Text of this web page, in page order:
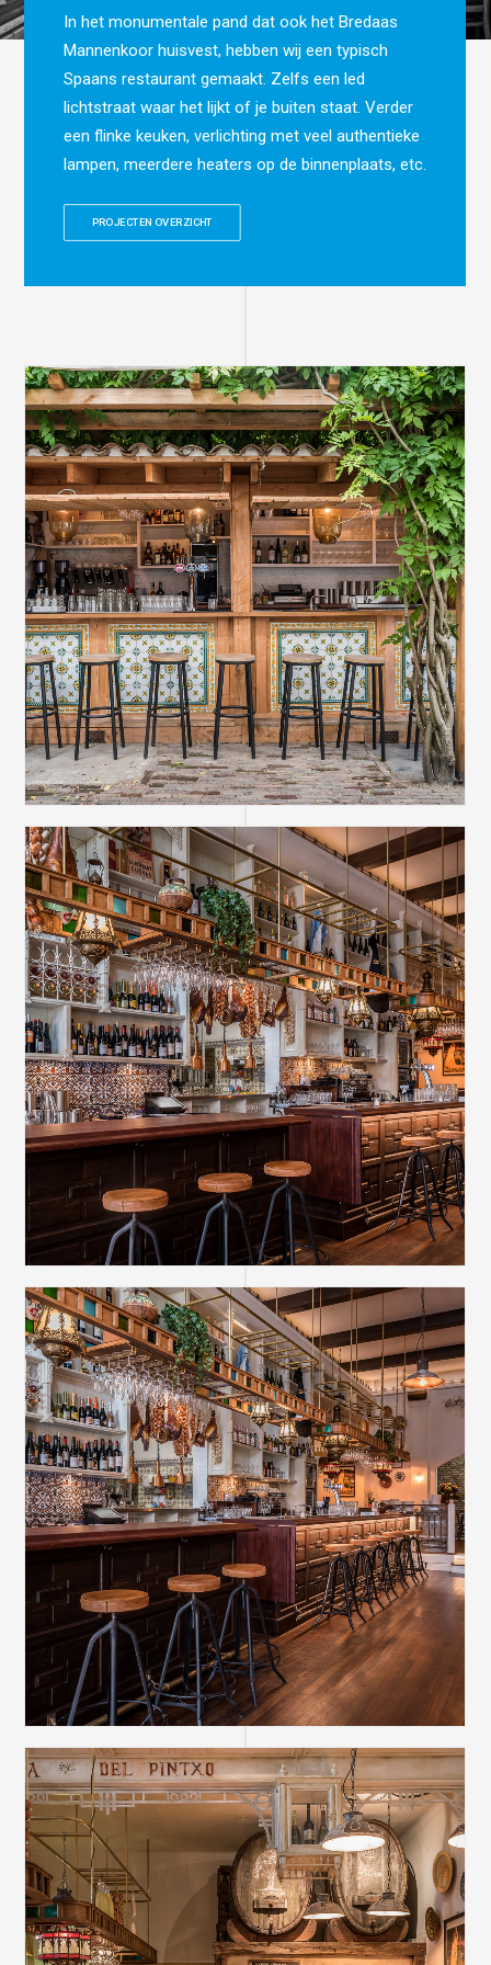
In het monumentale pand dat ook het Bredaas
Mannenkoor huisvest, hebben wij een typisch
Spaans restaurant gemaakt. Zelfs een led
lichtstraat waar het lijkt of je buiten staat. Verder
een flinke keuken, verlichting met veel authentieke
lampen, meerdere heaters op de binnenplaats, etc.
PROJECTEN OVERZICHT